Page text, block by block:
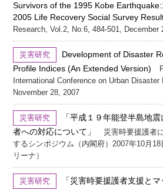
Survivors of the 1995 Kobe
2005 Life Recovery Social Survey
Research, Vol.2, No.6, 484-501, December
災害研究
Development of Disaster
Profile Indices (An Extended Version)
International Conference on Urban Disaster
November 28, 2007
災害研究
「平成１９年能登半島地
者への対応について」
災害時要援護者
するシンポジウム（内閣府）2007年10月
リーナ）
災害研究 「災害時要援護者支援と